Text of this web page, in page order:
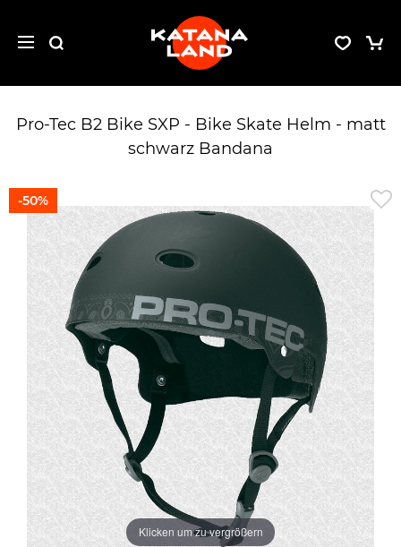
Pro-Tec B2 Bike SXP - Bike Skate Helm - matt
schwarz Bandana
Klicken um zu vergrößern
-50%